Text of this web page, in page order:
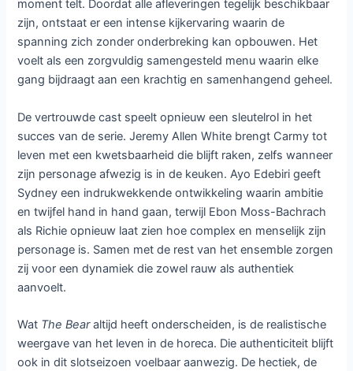
draaiende houden, maar ook hun eigen onzekerheden en
onderlinge spanningen overwinnen. De druk is immens,
want zonder financiële zekerheid en met externe
dreigingen die steeds dichterbij komen, lijkt de kans op
mislukking groter dan ooit.
Tegelijkertijd groeit de ambitie om het onmogelijke te
bereiken. Het team richt zich op een ultiem doel dat alles
kan veranderen en dat hun harde werk eindelijk kan
bekronen. Terwijl de keuken opnieuw verandert in een
broeierige plek vol stress en passie, wordt duidelijk dat
succes niet alleen draait om techniek en smaak, maar
vooral om vertrouwen en samenwerking. De relaties binnen
het team worden op de proef gesteld en iedereen wordt
gedwongen om zichzelf opnieuw uit te vinden.
kern van de serie. Met acht afleveringen wordt gekozen
voor een compacte en doelgerichte opbouw waarin elk